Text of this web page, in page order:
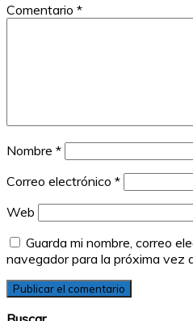
Comentario *
Nombre *
Correo electrónico *
Web
Guarda mi nombre, correo
navegador para la próxima vez